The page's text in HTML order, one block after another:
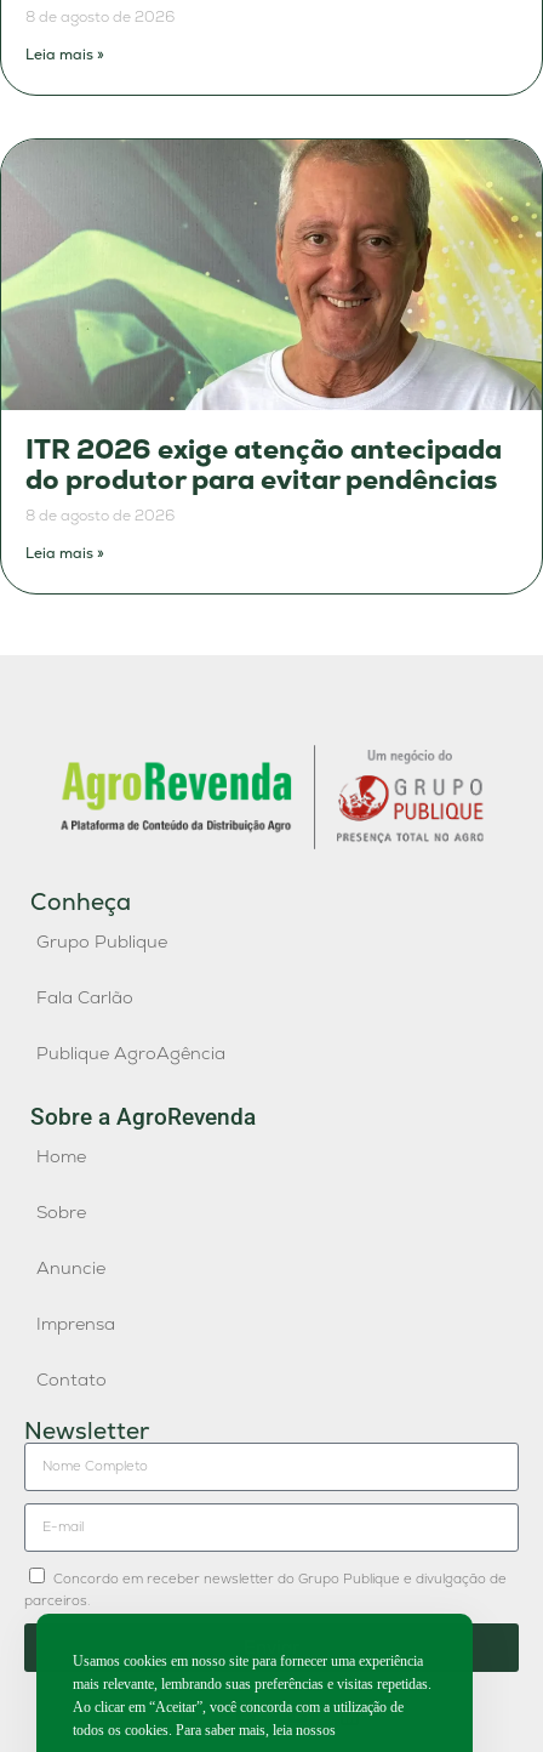
8 de agosto de 2026
Leia mais »
ITR 2026 exige atenção antecipada
do produtor para evitar pendências
8 de agosto de 2026
Leia mais »
Conheça
Grupo Publique
Fala Carlão
Publique AgroAgência
Sobre a AgroRevenda
Home
Sobre
Anuncie
Imprensa
Contato
Newsletter
Concordo em receber newsletter do Grupo Publique e divulgação de
parceiros.
Usamos cookies em nosso site para fornecer uma experiência
mais relevante, lembrando suas preferências e visitas repetidas.
Ao clicar em “Aceitar”, você concorda com a utilização de
todos os cookies. Para saber mais, leia nossos